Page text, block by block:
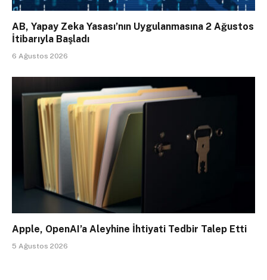
AB, Yapay Zeka Yasası’nın Uygulanmasına 2 Ağustos
İtibarıyla Başladı
6 Ağustos 2026
Apple, OpenAI’a Aleyhine İhtiyati Tedbir Talep Etti
5 Ağustos 2026